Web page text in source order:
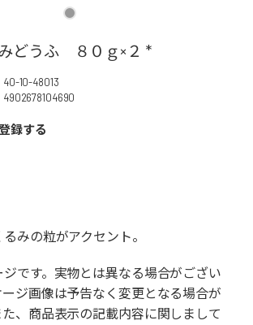
どうふ ８０ｇ×２ *
40-10-48013
4902678104690
録する
みの粒がアクセント。
です。実物とは異なる場合がござい
ジ画像は予告なく変更となる場合が
た、商品表示の記載内容に関しまして